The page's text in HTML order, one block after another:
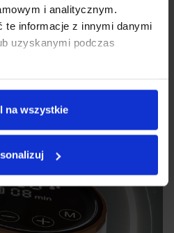
i analitycznym.
te informacje z innymi danymi
uzyskanymi podczas
na wszystkie